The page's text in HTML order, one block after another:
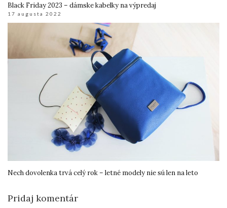
Black Friday 2023 – dámske kabelky na výpredaj
17 augusta 2022
Nech dovolenka trvá celý rok – letné modely nie sú len na leto
Pridaj komentár